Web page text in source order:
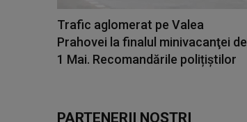
Trafic aglomerat pe Valea
Prahovei la finalul minivacanţei de
1 Mai. Recomandările polițiștilor
PARTENERII NOȘTRI